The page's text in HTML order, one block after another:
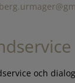
och